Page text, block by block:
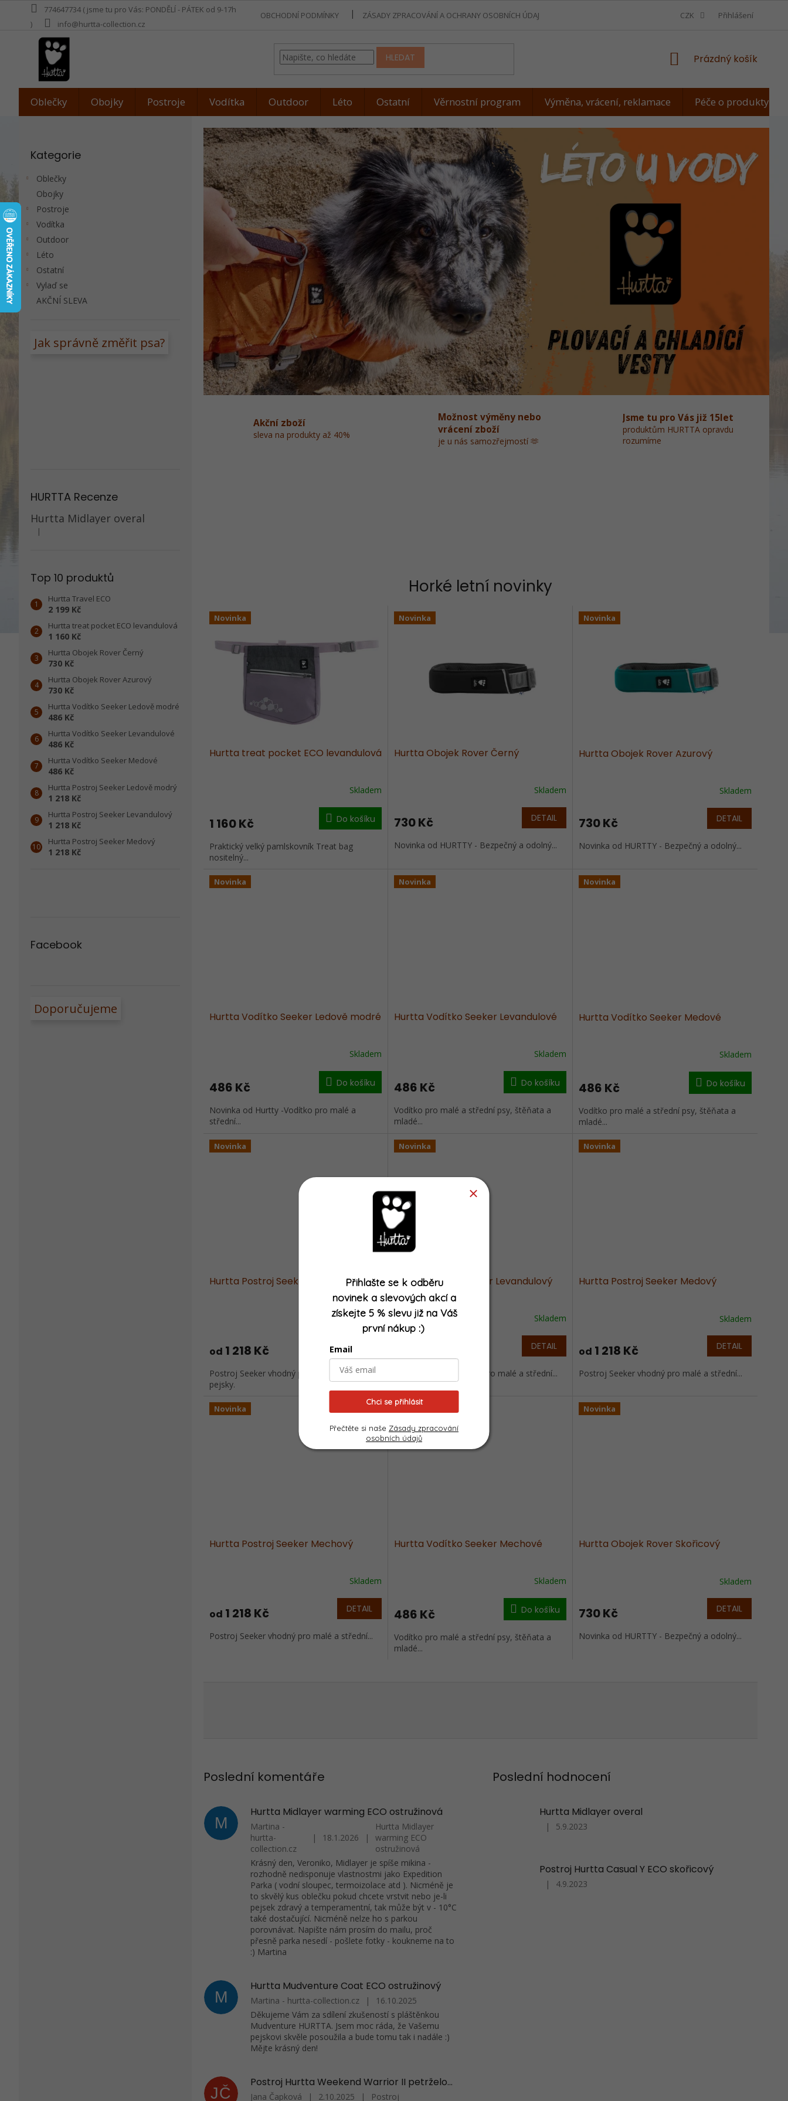
774647734 ( jsme tu pro Vás: PONDĚLÍ - PÁTEK od 9-17h
)
info@hurtta-collection.cz
OBCHODNÍ PODMÍNKY ZÁSADY ZPRACOVÁNÍ A OCHRANY OSOBNÍCH ÚDAJŮ JAK ZMĚŘIT PSA
CZK Přihlášení
HLEDAT
NÁKUPNÍ
Prázdný košík
Oblečky Obojky Postroje Vodítka Outdoor Léto Ostatní Věrnostní program Výměna, vrácení, reklamace Péče o produkty
n
kategorie
Kategorie
Oblečky
Obojky
Postroje
Vodítka
Outdoor
Léto
Ostatní
Vylaď se
AKČNÍ SLEVA
Jak správně změřit psa?
HURTTA Recenze
Hurtta Midlayer overal
Hodnocení produktu je 5 z 5 hvězdiček.
|
Top 10 produktů
Hurtta Travel ECO
2 199 Kč
Hurtta treat pocket ECO levandulová
1 160 Kč
Hurtta Obojek Rover Černý
730 Kč
Hurtta Obojek Rover Azurový
730 Kč
Hurtta Vodítko Seeker Ledově modré
486 Kč
Hurtta Vodítko Seeker Levandulové
486 Kč
Hurtta Vodítko Seeker Medové
486 Kč
Hurtta Postroj Seeker Ledově modrý
1 218 Kč
Hurtta Postroj Seeker Levandulový
1 218 Kč
Hurtta Postroj Seeker Medový
1 218 Kč
Facebook
Doporučujeme
Akční zboží
sleva na produkty až 40%
Možnost výměny nebo
vrácení zboží
je u nás samozřejmostí 🫶
Jsme tu pro Vás již 15let
produktům HURTTA opravdu
rozumíme
Horké letní novinky
Novinka
Hurtta treat pocket ECO levandulová
Skladem
1 160 Kč Do košíku
Praktický velký pamlskovník Treat bag
nositelný...
Novinka
Hurtta Obojek Rover Černý
Skladem
730 Kč DETAIL
Novinka od HURTTY - Bezpečný a odolný...
Novinka
Hurtta Obojek Rover Azurový
Skladem
730 Kč DETAIL
Novinka od HURTTY - Bezpečný a odolný...
Novinka
Hurtta Vodítko Seeker Ledově modré
Skladem
486 Kč Do košíku
Novinka od Hurtty -Vodítko pro malé a
střední...
Novinka
Hurtta Vodítko Seeker Levandulové
Skladem
486 Kč Do košíku
Vodítko pro malé a střední psy, štěňata a
mladé...
Novinka
Hurtta Vodítko Seeker Medové
Skladem
486 Kč Do košíku
Vodítko pro malé a střední psy, štěňata a
mladé...
Novinka
Hurtta Postroj Seeker Ledově modrý
Skladem
od 1 218 Kč DETAIL
Postroj Seeker vhodný pro malé a střední
pejsky.
Novinka
Hurtta Postroj Seeker Levandulový
Skladem
DETAIL
Postroj Seeker vhodný pro malé a střední...
Novinka
Hurtta Postroj Seeker Medový
Skladem
od 1 218 Kč DETAIL
Postroj Seeker vhodný pro malé a střední...
Novinka
Hurtta Postroj Seeker Mechový
Skladem
od 1 218 Kč DETAIL
Postroj Seeker vhodný pro malé a střední...
Hurtta Vodítko Seeker Mechové
Skladem
486 Kč Do košíku
Vodítko pro malé a střední psy, štěňata a
mladé...
Novinka
Hurtta Obojek Rover Skořicový
Skladem
730 Kč DETAIL
Novinka od HURTTY - Bezpečný a odolný...
Poslední komentáře
M
Hurtta Midlayer warming ECO ostružinová
Martina -
hurtta-
collection.cz
| 18.1.2026 |
Hurtta Midlayer
warming ECO
ostružinová
Krásný den, Veroniko, Midlayer je spíše mikina -
rozhodně nedisponuje vlastnostmi jako Expedition
Parka ( vodní sloupec, termoizolace atd ). Nicméně je
to skvělý kus oblečku pokud chcete vrstvit nebo je-li
pejsek zdravý a temperamentní, tak může být v - 10°C
také dostačující. Nicméně nelze ho s parkou
porovnávat. Napište nám prosím do mailu, proč
přesně parka nesedí - pošlete fotky - koukneme na to
:) Martina
M
Hurtta Mudventure Coat ECO ostružinový
Martina - hurtta-collection.cz |
16.10.2025
Děkujeme Vám za sdílení zkušeností s pláštěnkou
Mudventure HURTTA. Jsem moc ráda, že Vašemu
pejskovi skvěle posoužila a bude tomu tak i nadále :)
Mějte krásný den!
JČ
Postroj Hurtta Weekend Warrior II petrželový
Jana Čapková | 2.10.2025 | Postroj
Poslední hodnocení
Hurtta Midlayer overal
Hodnocení
5
z
| 5.9.2023
Postroj Hurtta Casual Y ECO skořicový
Hodnocení
| 4.9.2023
Přihlašte se k odběru
novinek a slevových akcí a
získejte 5 % slevu již na Váš
první nákup :)
Email
Chci se přihlásit
Přečtěte si naše Zásady zpracování
osobních údajů